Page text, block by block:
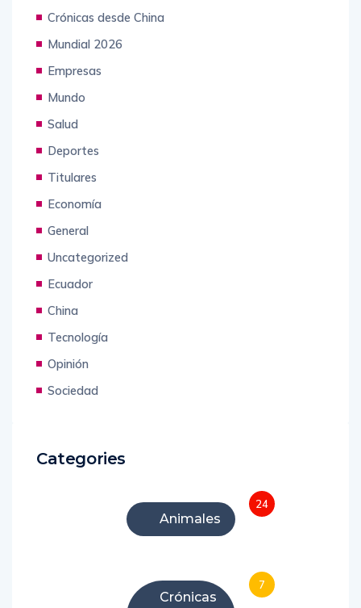
Crónicas desde China
Mundial 2026
Empresas
Mundo
Salud
Deportes
Titulares
Economía
General
Uncategorized
Ecuador
China
Tecnología
Opinión
Sociedad
Categories
Animales
24
Crónicas
7